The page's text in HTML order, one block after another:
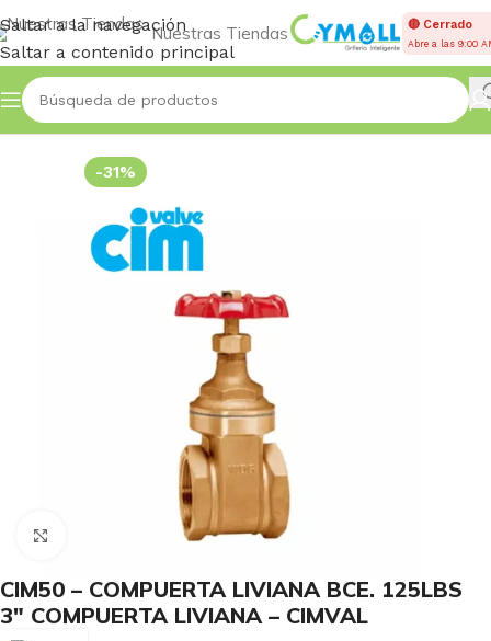
Saltar a la navegación
Saltar a contenido principal
Nuestras Tiendas 🔴 Cerrado
Abre a las 9:00
Inicio VÁLVULAS Compuerta Liviana
-31%
Haga Click para agrandar
CIM50 – COMPUERTA LIVIANA BCE. 125LBS
3″ COMPUERTA LIVIANA – CIMVAL